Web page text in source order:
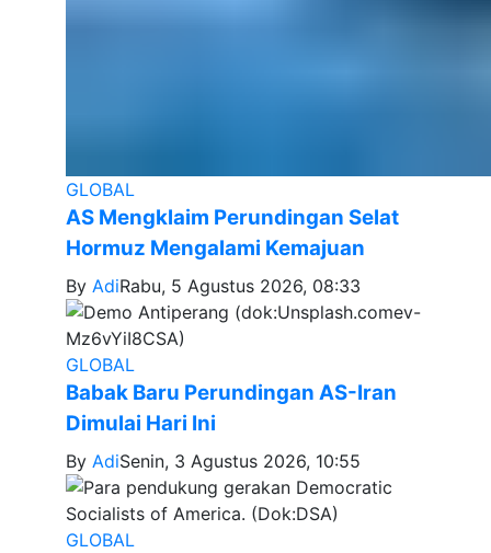
GLOBAL
AS Mengklaim Perundingan Selat
Hormuz Mengalami Kemajuan
By AdiRabu, 5 Agustus 2026, 08:33
GLOBAL
Babak Baru Perundingan AS-Iran
Dimulai Hari Ini
By AdiSenin, 3 Agustus 2026, 10:55
GLOBAL